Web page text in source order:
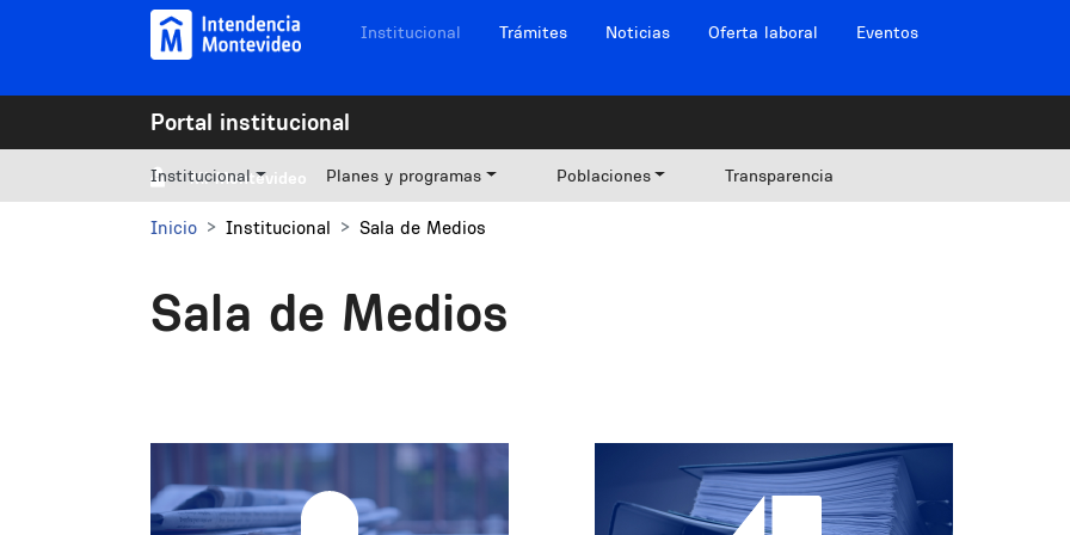
Pasar al contenido principal Navegación sitios
Institucional Trámites Noticias Oferta laboral Eventos
Portal institucional
Mi Montevideo
Institucional Planes y programas Poblaciones Transparencia
Inicio Institucional Sala de Medios
Sala de Medios